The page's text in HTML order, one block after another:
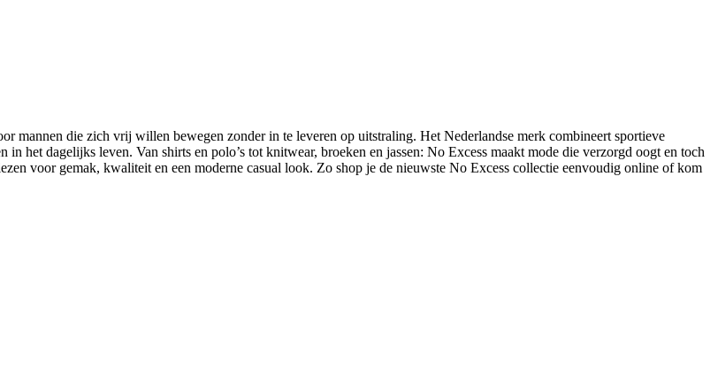
mannen die zich vrij willen bewegen zonder in te leveren op uitstraling. Het Nederlandse merk combineert sportieve
het dagelijks leven. Van shirts en polo’s tot knitwear, broeken en jassen: No Excess maakt mode die verzorgd oogt en toch
voor gemak, kwaliteit en een moderne casual look. Zo shop je de nieuwste No Excess collectie eenvoudig online of kom